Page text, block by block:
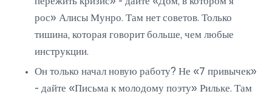
рос» Алисы Мунро. Там нет советов. Только
тишина, которая говорит больше, чем любые
инструкции.
Он только начал новую работу? Не «7 привычек»
- дайте «Письма к молодому поэту» Рильке. Там